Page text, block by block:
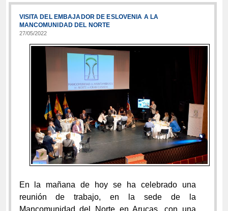
VISITA DEL EMBAJADOR DE ESLOVENIA A LA
MANCOMUNIDAD DEL NORTE
27/05/2022
En la mañana de hoy se ha celebrado una
reunión de trabajo, en la sede de la
Mancomunidad del Norte en Arucas, con una